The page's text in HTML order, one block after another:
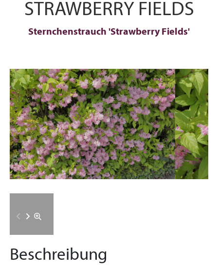
STRAWBERRY FIELDS
Sternchenstrauch 'Strawberry Fields'
Beschreibung